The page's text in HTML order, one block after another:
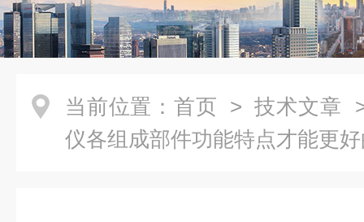
当前位置： 首页 > 技术文章
仪各组成部件功能特点才能更